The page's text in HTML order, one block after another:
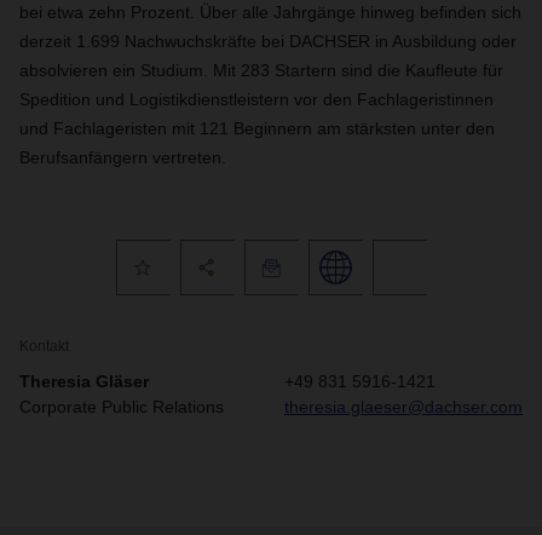
bei etwa zehn Prozent. Über alle Jahrgänge hinweg befinden sich
derzeit 1.699 Nachwuchskräfte bei DACHSER in Ausbildung oder
absolvieren ein Studium. Mit 283 Startern sind die Kaufleute für
Spedition und Logistikdienstleistern vor den Fachlageristinnen
und Fachlageristen mit 121 Beginnern am stärksten unter den
Berufsanfängern vertreten.
Kontakt
Theresia Gläser
Corporate Public Relations
+49 831 5916-1421
theresia.glaeser@dachser.com